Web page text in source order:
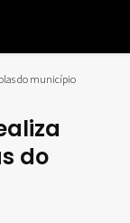
do município
do